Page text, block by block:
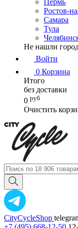
Пермь
Ростов-
Самара
Тула
Не нашли
Войти
0 Корзина
Итого
без доставки
0 руб
Очистить
CityCycleShop